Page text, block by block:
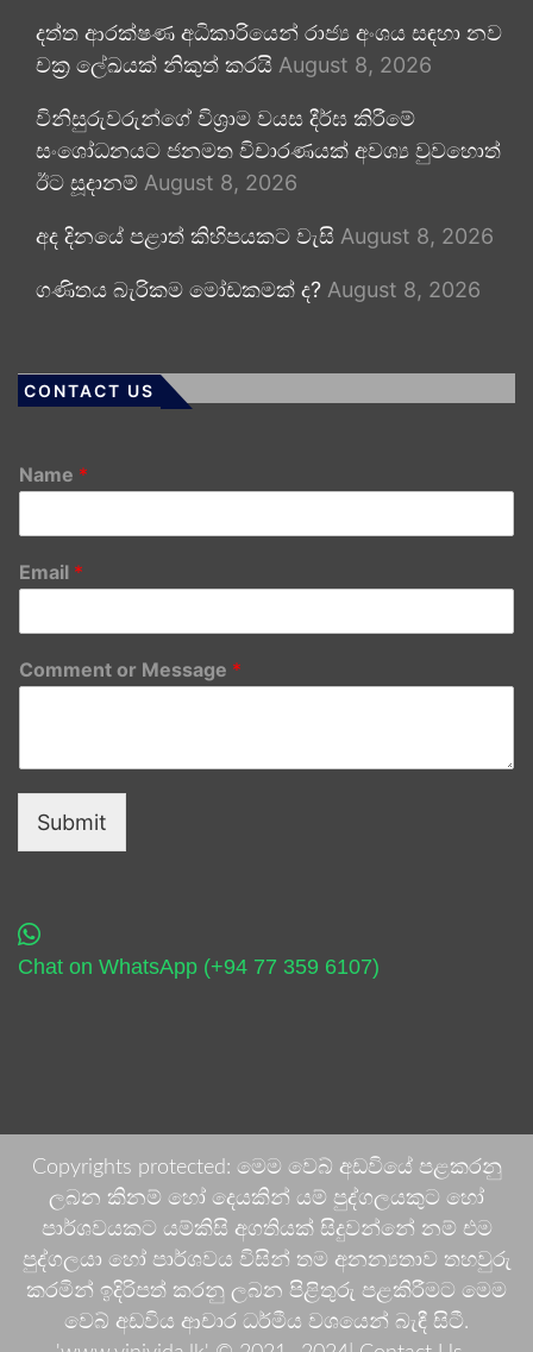
දත්ත ආරක්ෂණ අධිකාරියෙන් රාජ්‍ය අංශය සඳහා නව
චක්‍ර ලේඛයක් නිකුත් කරයි August 8, 2026
විනිසුරුවරුන්ගේ විශ්‍රාම වයස දීර්ඝ කිරීමේ
සංශෝධනයට ජනමත විචාරණයක් අවශ්‍ය වුවහොත්
ඊට සූදානම් August 8, 2026
අද දිනයේ පළාත් කිහිපයකට වැසි August 8, 2026
ගණිතය බැරිකම මෝඩකමක් ද? August 8, 2026
CONTACT US
Name *
Email *
Comment or Message *
Submit
Chat on WhatsApp (+94 77 359 6107)
Copyrights protected: මෙම වෙබ් අඩවියේ පළකරනු
ලබන කිනම් හෝ දෙයකින් යම් පුද්ගලයකුට හෝ
පාර්ශවයකට යම්කිසි අගතියක් සිදුවන්නේ නම් එම
පුද්ගලයා හෝ පාර්ශවය විසින් තම අනන්‍යතාව තහවුරු
කරමින් ඉදිරිපත් කරනු ලබන පිළිතුරු පළකිරීමට මෙම
වෙබ් අඩවිය ආචාර ධර්මීය වශයෙන් බැඳී සිටී.